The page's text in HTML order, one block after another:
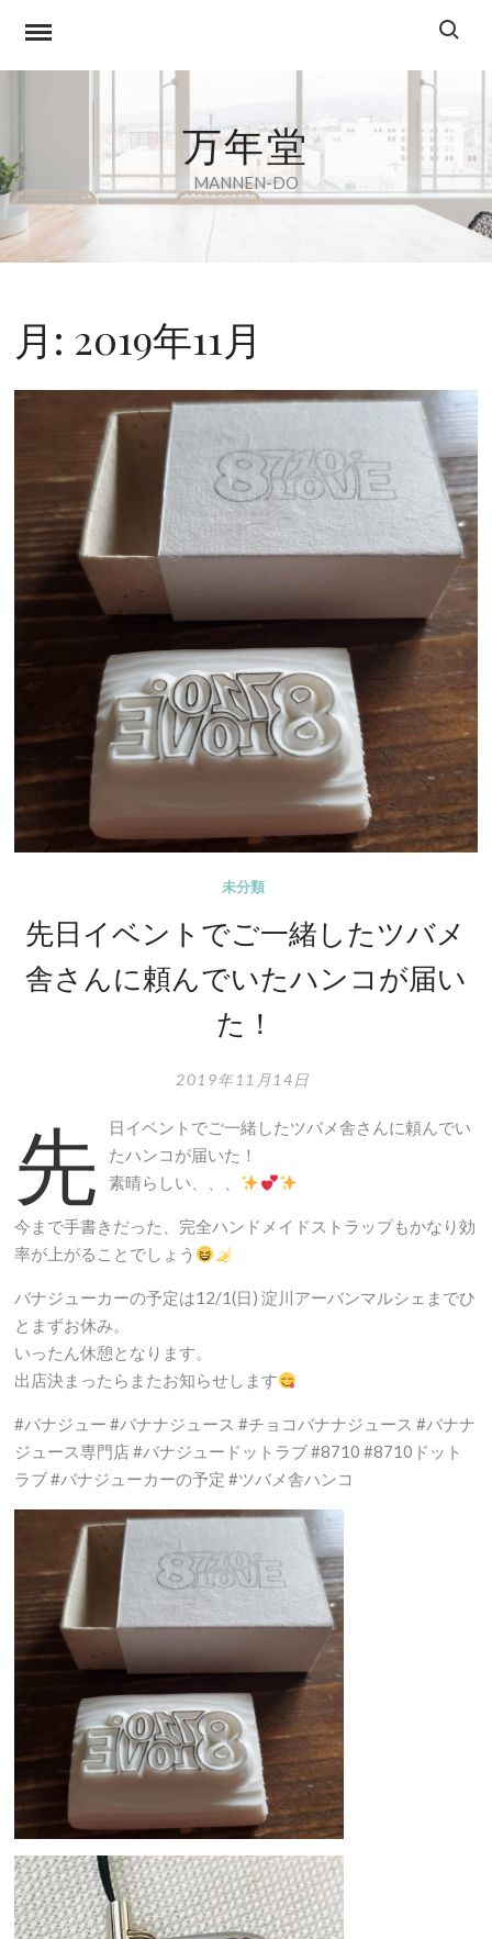
content
Search
万年堂
MANNEN-DO
月: 2019年11月
未分類
先日イベントでご一緒したツバメ
舎さんに頼んでいたハンコが届い
た！
2019年11月14日
先
日イベントでご一緒したツバメ舎さんに頼んでい
たハンコが届いた！
素晴らしい、、、
今まで手書きだった、完全ハンドメイドストラップもかなり効
率が上がることでしょう
バナジューカーの予定は12/1(日) 淀川アーバンマルシェまでひ
とまずお休み。
いったん休憩となります。
出店決まったらまたお知らせします
#バナジュー #バナナジュース #チョコバナナジュース #バナナ
ジュース専門店 #バナジュードットラブ #8710 #8710ドット
ラブ #バナジューカーの予定 #ツバメ舎ハンコ